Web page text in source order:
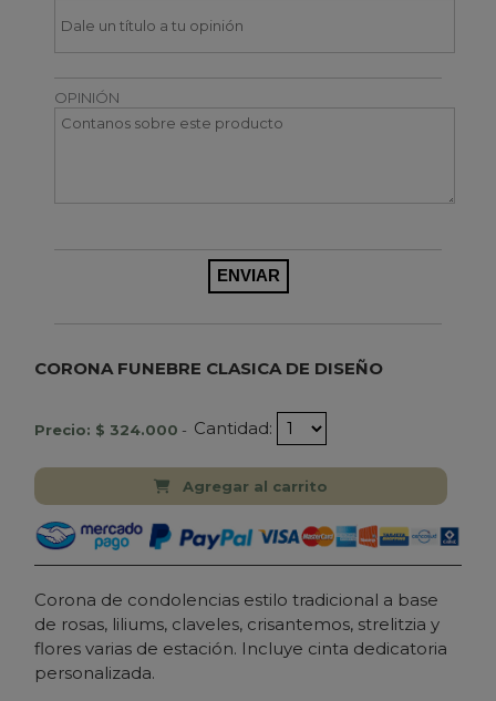
OPINIÓN
CORONA FUNEBRE CLASICA DE DISEÑO
Precio: $ 324.000 - Cantidad:
Agregar al carrito
Corona de condolencias estilo tradicional a base
de rosas, liliums, claveles, crisantemos, strelitzia y
flores varias de estación. Incluye cinta dedicatoria
personalizada.